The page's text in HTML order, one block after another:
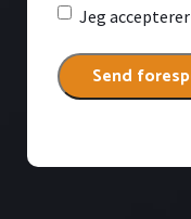
Consent*
Jeg accepterer